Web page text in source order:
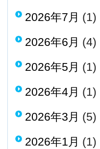
2026年7月 (1)
2026年6月 (4)
2026年5月 (1)
2026年4月 (1)
2026年3月 (5)
2026年1月 (1)